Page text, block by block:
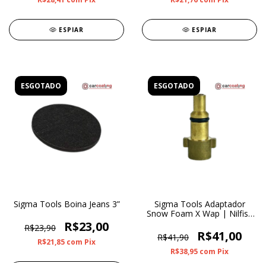
ESPIAR ESPIAR
ESGOTADO
Sigma Tools Boina Jeans 3”
R$23,90 R$23,00
R$21,85 com Pix
ESGOTADO
Sigma Tools Adaptador
Snow Foam X Wap | Nilfisk
R$41,90
R$41,00
R$38,95 com Pix